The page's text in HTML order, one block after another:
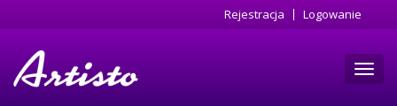
do
Rejestracja Logowanie